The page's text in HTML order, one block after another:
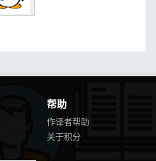
帮助
作译者帮助
关于积分